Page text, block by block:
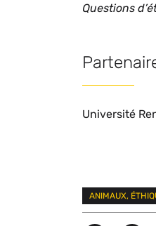
Questions
Université
Mots
clés
ANIMAUX,